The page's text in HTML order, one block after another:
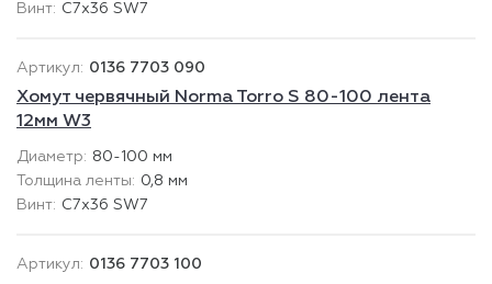
C7x36 SW7
0136 7703 090
Хомут червячный Norma Torro S 80-100 лента
12мм W3
80-100 мм
0,8 мм
C7x36 SW7
0136 7703 100